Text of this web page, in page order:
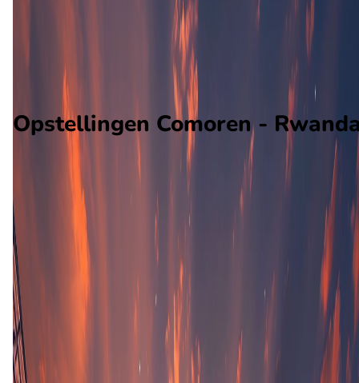
Voorbeschouwing
Opstellingen Comoren -